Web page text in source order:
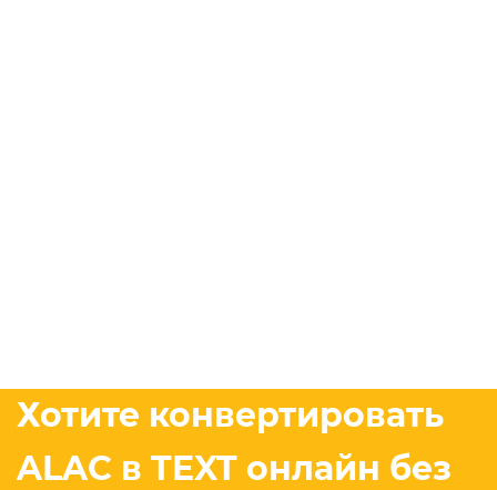
Хотите конвертировать
ALAC в TEXT онлайн без